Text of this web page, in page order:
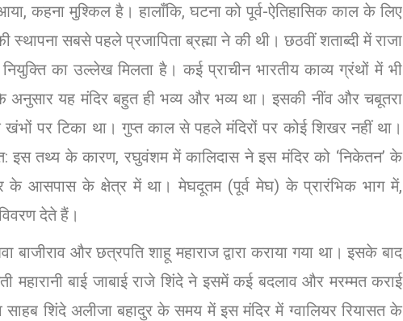
कहना मुश्किल है। हालाँकि, घटना को पूर्व-ऐतिहासिक काल के लिए
सबसे पहले प्रजापिता ब्रह्मा ने की थी। छठवीं शताब्दी में राजा
नियुक्ति का उल्लेख मिलता है। कई प्राचीन भारतीय काव्य ग्रंथों में भी
यह मंदिर बहुत ही भव्य और भव्य था। इसकी नींव और चबूतरा
पर टिका था। गुप्त काल से पहले मंदिरों पर कोई शिखर नहीं था।
इस तथ्य के कारण, रघुवंशम में कालिदास ने इस मंदिर को ‘निकेतन’ के
के आसपास के क्षेत्र में था। मेघदूतम (पूर्व मेघ) के प्रारंभिक भाग में,
देते हैं।
बाजीराव और छत्रपति शाहू महाराज द्वारा कराया गया था। इसके बाद
महारानी बाई जाबाई राजे शिंदे ने इसमें कई बदलाव और मरम्मत कराई
साहब शिंदे अलीजा बहादुर के समय में इस मंदिर में ग्वालियर रियासत के